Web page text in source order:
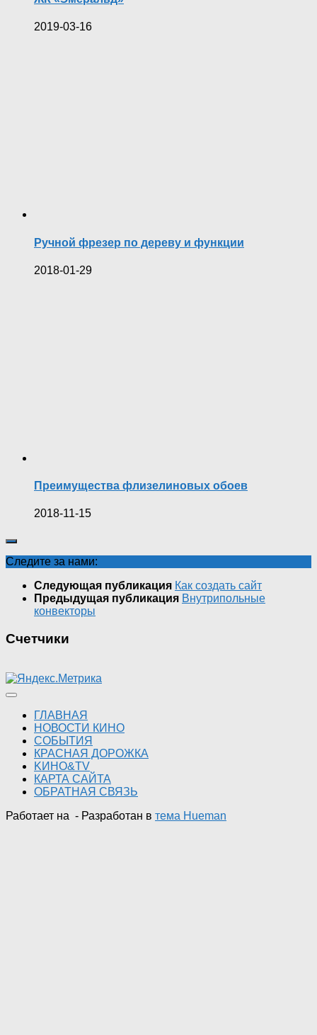
2019-03-16
Ручной фрезер по дереву и функции
2018-01-29
Преимущества флизелиновых обоев
2018-11-15
Следите за нами:
Следующая публикация Как создать сайт
Предыдущая публикация Внутрипольные
конвекторы
Счетчики
ГЛАВНАЯ
НОВОСТИ КИНО
СОБЫТИЯ
КРАСНАЯ ДОРОЖКА
KИНО&TV
КАРТА САЙТА
ОБРАТНАЯ СВЯЗЬ
Работает на - Разработан в тема Hueman